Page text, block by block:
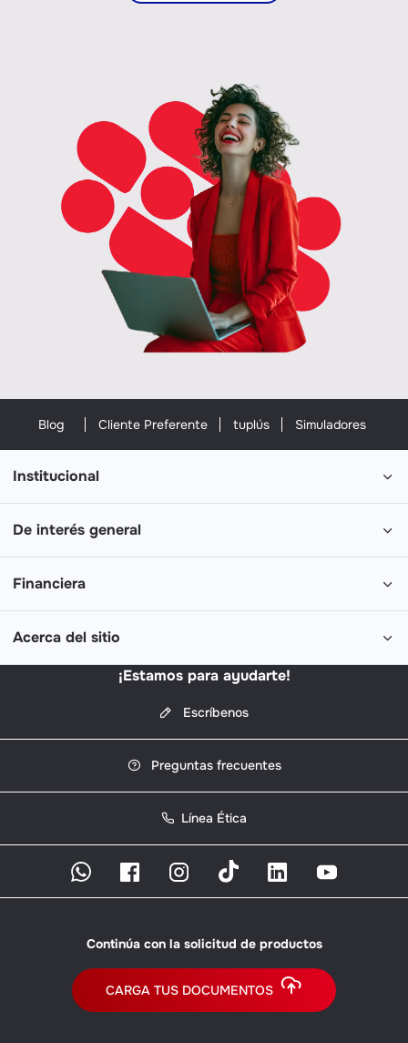
Blog Cliente Preferente tuplús Simuladores
Institucional
De interés general
Financiera
Acerca del sitio
¡Estamos para ayudarte!
Escríbenos
Preguntas frecuentes
Línea Ética
Continúa con la solicitud de productos
CARGA TUS DOCUMENTOS